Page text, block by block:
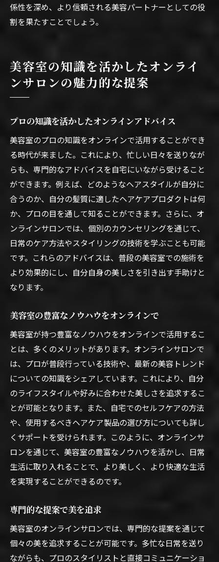
係性を深め、より信頼される美容パートナーとしての役
割を果たすことでしょう。
美容室の知識を活かしたオンライ
ンサロンの魅力的な提案
プロの知識を活かしたオンラインアドバイス
美容室のプロの知識をオンラインで活用することができ
る時代が来ました。これにより、忙しい日々を送りなが
らも、専門的なアドバイスを自宅にいながら受けること
ができます。例えば、どのようなヘアスタイルが自分に
合うのか、自分の髪質に適したヘアケアプロダクトは何
か、プロの目を通して知ることができます。さらに、オ
ンラインサロンでは、個別のカウンセリングを通じて、
日常のケア方法やスタイリングの技術を学ぶことも可能
です。これらのアドバイスは、普段の美容室での施術を
より効果的にし、自分自身の美しさを引き出す手助けと
なります。
美容室の豊富なノウハウをオンラインで
美容室が持つ豊富なノウハウをオンラインで活用するこ
とは、多くのメリットがあります。オンラインサロンで
は、プロが普段行っている技術や、最新の美容トレンド
についての知識をシェアしています。これにより、自分
のライフスタイルや好みに合わせた美しさを追求するこ
とが可能となります。また、自宅でのセルフケアの方法
や、使用するべきヘアケア製品の選び方についても詳し
くサポートを受けられます。このように、オンラインサ
ロンを通じて、美容室の豊富なノウハウを活かし、日常
生活に取り入れることで、より美しく、より快適な生活
を実現することができるのです。
専門的な提案で美を追求
美容室のオンラインサロンでは、専門的な提案を通じて
個々の美を追求することが可能です。多忙な日常を送り
ながらも、プロのスタイリストと直接コミュニケーショ